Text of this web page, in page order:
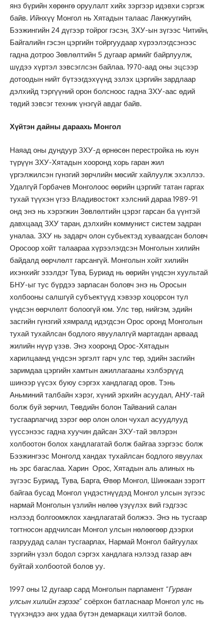
янз бүрийн хөрөнгө оруулалт хийх зэргээр идэвхи сэргэж
байв. Ийнхүү Монгол нь Хятадын талаас Ланжуугийн,
Бээжингийн 24 дүгээр тойрог гэсэн, ЗХУ-ын зүгээс Читийн,
Байгалийн гэсэн цэргийн тойргуудаар хүрээлэгдсэнээс
гадна дотроо Зөвлөлтийн 5 дугаар армийг байрлуулж,
шүдээ хүртэл зэвсэглсэн байлаа. 1970-аад оны эцсээр
дотоодын нийт бүтээгдэхүүнд эзлэх цэргийн зардлаар
дэлхийд тэргүүний орон болсноос гадна ЗХУ-аас өдий
төдий зэвсэг техник үнэгүй авдаг байв.
Хүйтэн дайны дараахь Монгол
Наяад оны дундуур ЗХУ-д өрнөсөн перестройка нь юун
түрүүн ЗХУ-Хятадын хооронд хорь гаран жил
үргэлжилсэн гүнзгий зөрчлийн мөсийг хайлуулж эхэллээ.
Удалгүй Горбачев Монголоос өөрийн цэргийг татан гаргах
тухай түүхэн үгээ Владивостокт хэлсний дараа 1989-91
онд энэ нь хэрэгжин Зөвлөлтийн цэрэг гарсан ба үүнтэй
давхцаад ЗХУ таран, дэлхийн коммунист систем задран
уналаа. ЗХУ нь задарч олон субьектэд хуваагдсан боловч
Оросоор хойт талаараа хүрээлэгдсэн Монголын хилийн
байдалд өөрчлөлт гарсангүй. Монголын хойт хилийн
ихэнхийг эзэлдэг Тува, Буриад нь өөрийн үндсэн хуультай
БНУ-ыг тус бүрдээ зарласан боловч энэ нь Оросын
холбооны салшгүй субъектүүд хэвээр хоцорсон тул
үндсэн өөрчлөлт болоогүй юм. Улс төр, нийгэм, эдийн
засгийн гүнзгий хямралд идэгдсэн Орос оронд Монголын
тухай тухайлсан бодлого явуулалгүй мартагдан арваад
жилийн нүүр үзэв. Энэ хооронд Орос-Хятадын
харилцаанд үндсэн эргэлт гарч улс төр, эдийн засгийн
заримдаа цэргийн хамтын ажиллагааны хэлбэрүүд
шинээр үүсэх буюу сэргэх хандлагад оров. Тэнь
Аньминий талбайн хэрэг, хүний эрхийн асуудал, АНУ-тай
болж буй зөрчил, Төвдийн болон Тайваний салан
тусгаарлагчид зэрэг өөр олон олон чухал асуудлууд
үүссэнээс гадна хуучин дайсан ЗХУ-тай эвлэрэн
холбоотон болох хандлагатай болж байгаа зэргээс болж
Бээжингээс Монголд хандах тухайлсан бодлого явуулах
нь эрс багаслаа. Харин Орос, Хятадын аль алиных нь
зүгээс Буриад, Тува, Барга, Өвөр Монгол, Шинжаан зэрэгт
байгаа бусад Монгол үндэстнүүдэд Монгол улсын зүгээс
нармай Монголын үзлийн нөлөө үзүүлэх вий гэдгээс
нэлээд болгоомжлох хандлагатай болжээ. Энэ нь тусгаар
тогтносон ардчилсан Монгол улсын нөлөөгөөр дээрхи
газруудад салан тусгаарлах, Нармай Монгол байгуулах
зэргийн үзэл бодол сэргэх хандлага нэлээд газар авч
буйтай холбоотой болов уу.
1997 оны 12 дугаар сард Монголын парламент “Гурван
улсын хилийн гэрээг” соёрхон батласнаар Монгол улс нь
түүхэндээ анх удаа бүтэн демаркаци хилтэй болов.